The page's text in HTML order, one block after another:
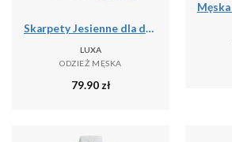
Skarpety Jesienne dla dorosłych LUXA Finest
LUXA
ODZIEŻ MĘSKA
79.90 zł